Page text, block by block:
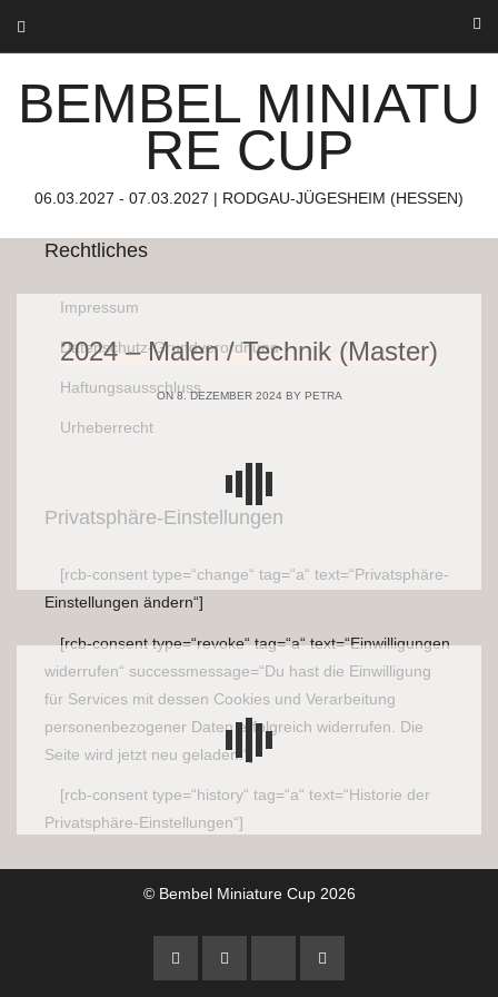
content
BEMBEL MINIATU
RE CUP
06.03.2027 - 07.03.2027 | RODGAU-JÜGESHEIM (HESSEN)
2024 – Malen / Technik (Master)
ON 8. DEZEMBER 2024 BY PETRA
06.03.2027 – 07.03.2027
Rodgau-Jügesheim (Hessen)
Die Miniaturen-Show mit und für die Familie.
Rechtliches
Impressum
Datenschutz-Grundverordnung
Haftungsausschluss
Urheberrecht
Privatsphäre-Einstellungen
[rcb-consent type=“change“ tag=“a“ text=“Privatsphäre-
Einstellungen ändern“]
[rcb-consent type=“revoke“ tag=“a“ text=“Einwilligungen
widerrufen“ successmessage=“Du hast die Einwilligung
für Services mit dessen Cookies und Verarbeitung
personenbezogener Daten erfolgreich widerrufen. Die
Seite wird jetzt neu geladen!“]
[rcb-consent type=“history“ tag=“a“ text=“Historie der
Privatsphäre-Einstellungen“]
© Bembel Miniature Cup 2026